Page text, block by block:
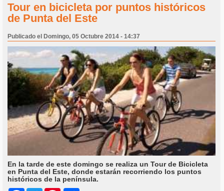
Tour en bicicleta por puntos históricos
de Punta del Este
Publicado el Domingo, 05 Octubre 2014 - 14:37
En la tarde de este domingo se realiza un Tour de Bicicleta
en Punta del Este, donde estarán recorriendo los puntos
históricos de la península.